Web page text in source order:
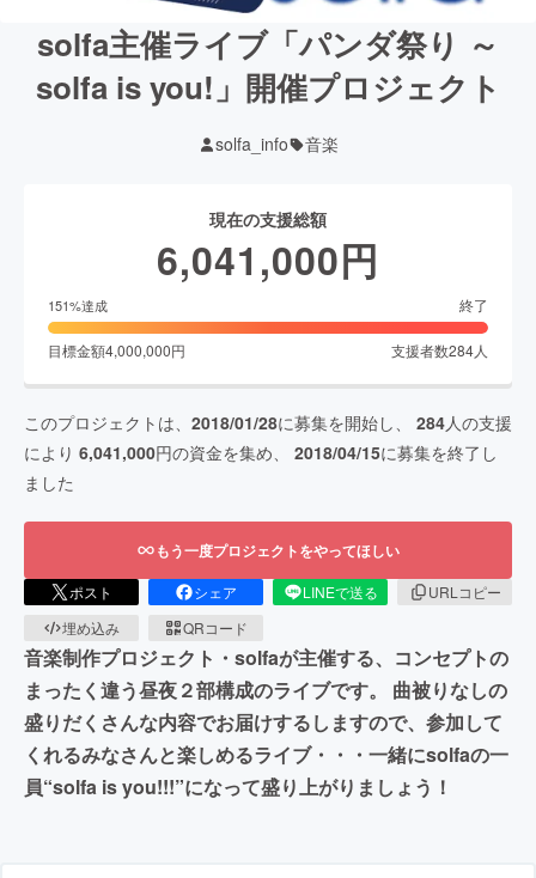
solfa主催ライブ「パンダ祭り ～
solfa is you!」開催プロジェクト
solfa_info 音楽
現在の支援総額
6,041,000円
151%達成 終了
目標金額4,000,000円 支援者数284人
このプロジェクトは、 2018/01/28に募集を開始し、 284人の支援
により 6,041,000円の資金を集め、 2018/04/15に募集を終了し
ました
もう一度プロジェクトをやってほしい
ポスト シェア LINEで送る
URLコピー
埋め込み
QRコード
音楽制作プロジェクト・solfaが主催する、コンセプトの
まったく違う昼夜２部構成のライブです。 曲被りなしの
盛りだくさんな内容でお届けするしますので、参加して
くれるみなさんと楽しめるライブ・・・一緒にsolfaの一
員“solfa is you!!!”になって盛り上がりましょう！